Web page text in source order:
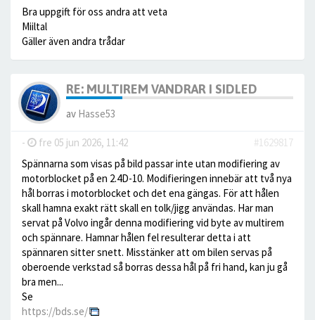
Bra uppgift för oss andra att veta
Miiltal
Gäller även andra trådar
RE: MULTIREM VANDRAR I SIDLED
av Hasse53
- fre 05 jun 2026, 11:42
#1629817
Spännarna som visas på bild passar inte utan modifiering av
motorblocket på en 2.4D-10. Modifieringen innebär att två nya
hål borras i motorblocket och det ena gängas. För att hålen
skall hamna exakt rätt skall en tolk/jigg användas. Har man
servat på Volvo ingår denna modifiering vid byte av multirem
och spännare. Hamnar hålen fel resulterar detta i att
spännaren sitter snett. Misstänker att om bilen servas på
oberoende verkstad så borras dessa hål på fri hand, kan ju gå
bra men...
Se
https://bds.se/